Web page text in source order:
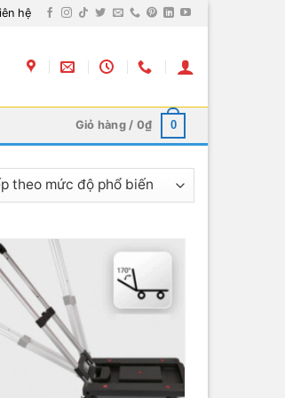
hệ
Giỏ hàng / 0₫ 0